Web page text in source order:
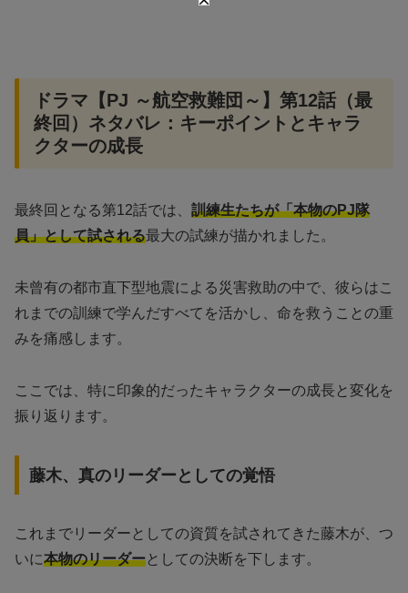
ドラマ【PJ ～航空救難団～】第12話（最
終回）ネタバレ：キーポイントとキャラ
クターの成長
最終回となる第12話では、 訓練生たちが「本物のPJ隊
員」として試される最大の試練が描かれました。
未曾有の都市直下型地震による災害救助の中で、彼らはこ
れまでの訓練で学んだすべてを活かし、命を救うことの重
みを痛感します。
ここでは、特に印象的だったキャラクターの成長と変化を
振り返ります。
藤木、真のリーダーとしての覚悟
これまでリーダーとしての資質を試されてきた藤木が、つ
いに本物のリーダーとしての決断を下します。